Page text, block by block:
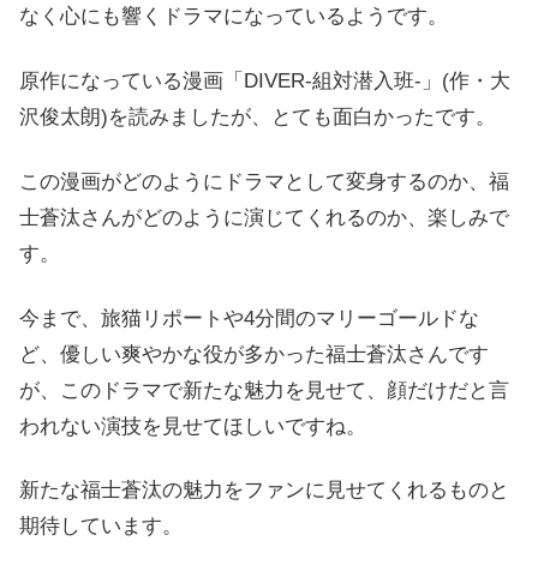
なく心にも響くドラマになっているようです。
原作になっている漫画「DIVER-組対潜入班-」(作・大
沢俊太朗)を読みましたが、とても面白かったです。
この漫画がどのようにドラマとして変身するのか、福
士蒼汰さんがどのように演じてくれるのか、楽しみで
す。
今まで、旅猫リポートや4分間のマリーゴールドな
ど、優しい爽やかな役が多かった福士蒼汰さんです
が、このドラマで新たな魅力を見せて、顔だけだと言
われない演技を見せてほしいですね。
新たな福士蒼汰の魅力をファンに見せてくれるものと
期待しています。